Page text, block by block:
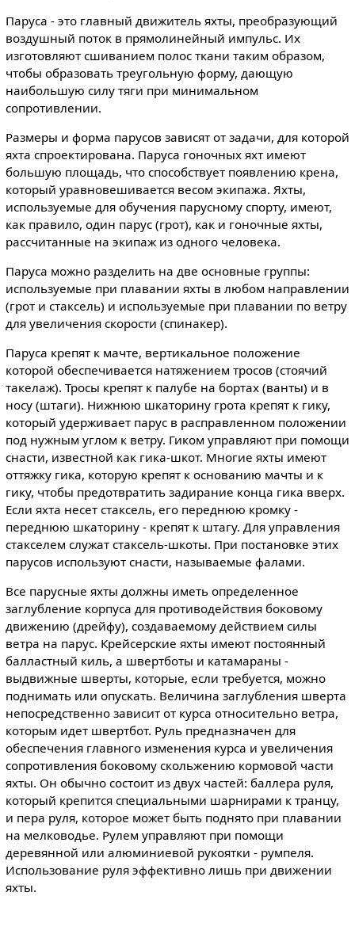
Паруса - это главный движитель яхты, преобразующий
воздушный поток в прямолинейный импульс. Их
изготовляют сшиванием полос ткани таким образом,
чтобы образовать треугольную форму, дающую
наибольшую силу тяги при минимальном
сопротивлении.
Размеры и форма парусов зависят от задачи, для которой
яхта спроектирована. Паруса гоночных яхт имеют
большую площадь, что способствует появлению крена,
который уравновешивается весом экипажа. Яхты,
используемые для обучения парусному спорту, имеют,
как правило, один парус (грот), как и гоночные яхты,
рассчитанные на экипаж из одного человека.
Паруса можно разделить на две основные группы:
используемые при плавании яхты в любом направлении
(грот и стаксель) и используемые при плавании по ветру
для увеличения скорости (спинакер).
Паруса крепят к мачте, вертикальное положение
которой обеспечивается натяжением тросов (стоячий
такелаж). Тросы крепят к палубе на бортах (ванты) и в
носу (штаги). Нижнюю шкаторину грота крепят к гику,
который удерживает парус в расправленном положении
под нужным углом к ветру. Гиком управляют при помощи
снасти, известной как гика-шкот. Многие яхты имеют
оттяжку гика, которую крепят к основанию мачты и к
гику, чтобы предотвратить задирание конца гика вверх.
Если яхта несет стаксель, его переднюю кромку -
переднюю шкаторину - крепят к штагу. Для управления
стакселем служат стаксель-шкоты. При постановке этих
парусов используют снасти, называемые фалами.
Все парусные яхты должны иметь определенное
заглубление корпуса для противодействия боковому
движению (дрейфу), создаваемому действием силы
ветра на парус. Крейсерские яхты имеют постоянный
балластный киль, а швертботы и катамараны -
выдвижные шверты, которые, если требуется, можно
поднимать или опускать. Величина заглубления шверта
непосредственно зависит от курса относительно ветра,
которым идет швертбот. Руль предназначен для
обеспечения главного изменения курса и увеличения
сопротивления боковому скольжению кормовой части
яхты. Он обычно состоит из двух частей: баллера руля,
который крепится специальными шарнирами к транцу,
и пера руля, которое может быть поднято при плавании
на мелководье. Рулем управляют при помощи
деревянной или алюминиевой рукоятки - румпеля.
Использование руля эффективно лишь при движении
яхты.